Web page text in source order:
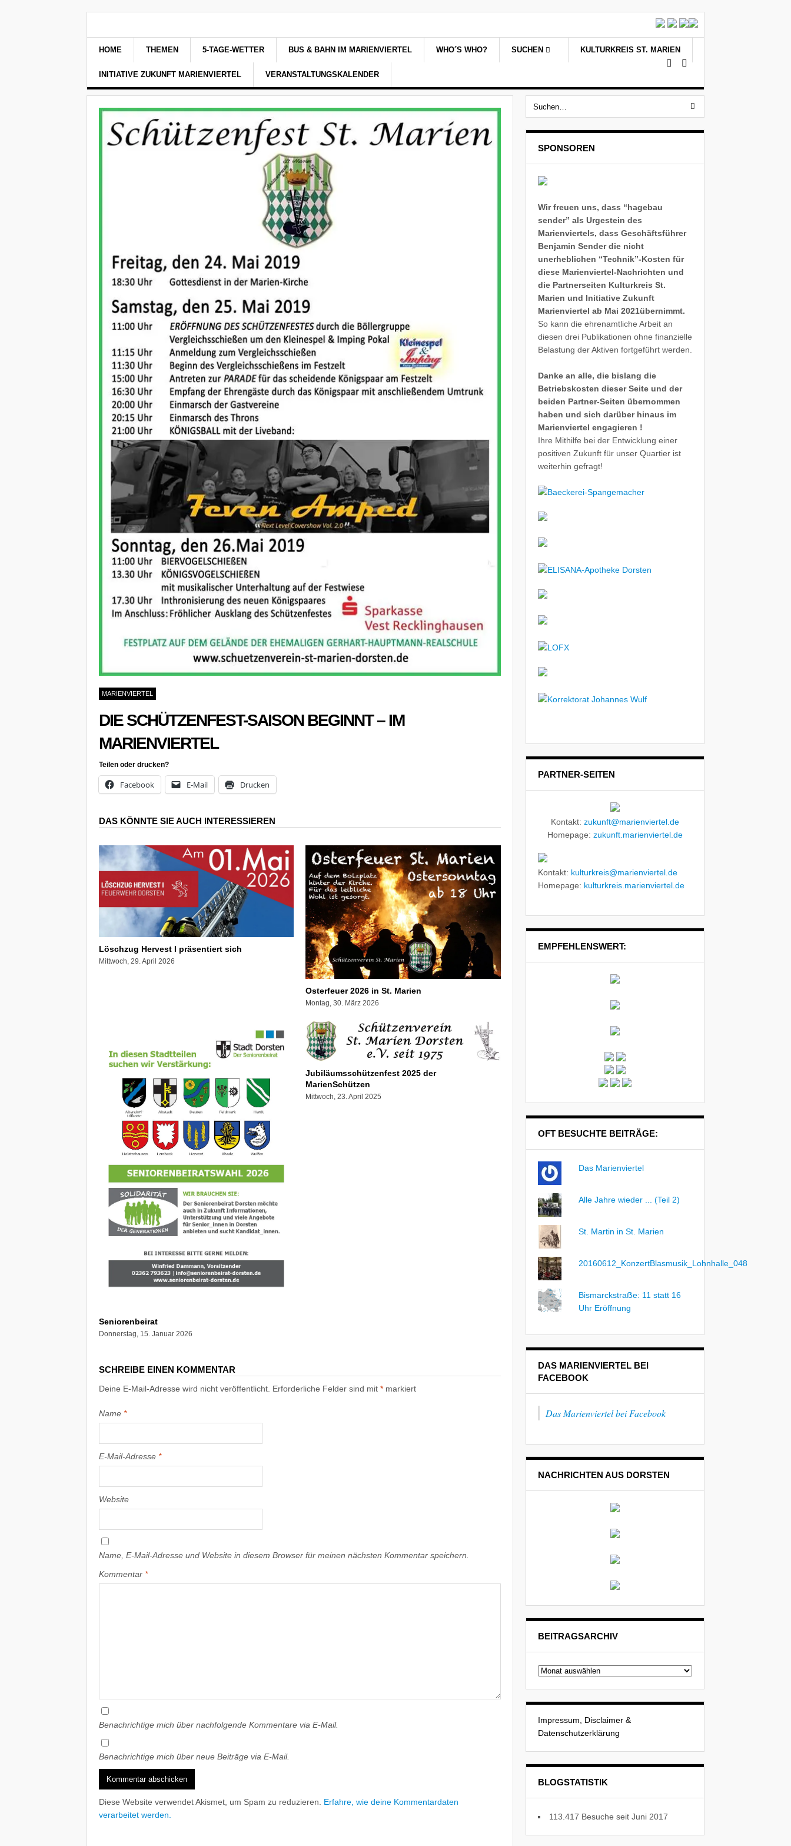
HOME THEMEN 5-TAGE-WETTER BUS & BAHN IM MARIENVIERTEL WHO´S WHO? SUCHEN KULTURKREIS ST. MARIEN
INITIATIVE ZUKUNFT MARIENVIERTEL VERANSTALTUNGSKALENDER
MARIENVIERTEL
DIE SCHÜTZENFEST-SAISON BEGINNT – IM
MARIENVIERTEL
Teilen oder drucken?
Facebook E-Mail Drucken
DAS KÖNNTE SIE AUCH INTERESSIEREN
Löschzug Hervest I präsentiert sich
Mittwoch, 29. April 2026
Osterfeuer 2026 in St. Marien
Montag, 30. März 2026
Seniorenbeirat
Donnerstag, 15. Januar 2026
Jubiläumsschützenfest 2025 der
MarienSchützen
Mittwoch, 23. April 2025
SCHREIBE EINEN KOMMENTAR
Deine E-Mail-Adresse wird nicht veröffentlicht. Erforderliche Felder sind mit * markiert
Name *
E-Mail-Adresse *
Website
Name, E-Mail-Adresse und Website in diesem Browser für meinen nächsten Kommentar speichern.
Kommentar *
Benachrichtige mich über nachfolgende Kommentare via E-Mail.
Benachrichtige mich über neue Beiträge via E-Mail.
Diese Website verwendet Akismet, um Spam zu reduzieren. Erfahre, wie deine Kommentardaten
verarbeitet werden.
SPONSOREN
Wir freuen uns, dass “hagebau
sender” als Urgestein des
Marienviertels, dass Geschäftsführer
Benjamin Sender die nicht
unerheblichen “Technik”-Kosten für
diese Marienviertel-Nachrichten und
die Partnerseiten Kulturkreis St.
Marien und Initiative Zukunft
Marienviertel ab Mai 2021übernimmt.
So kann die ehrenamtliche Arbeit an
diesen drei Publikationen ohne finanzielle
Belastung der Aktiven fortgeführt werden.
Danke an alle, die bislang die
Betriebskosten dieser Seite und der
beiden Partner-Seiten übernommen
haben und sich darüber hinaus im
Marienviertel engagieren !
Ihre Mithilfe bei der Entwicklung einer
positiven Zukunft für unser Quartier ist
weiterhin gefragt!
PARTNER-SEITEN
Kontakt: zukunft@marienviertel.de
Homepage: zukunft.marienviertel.de
Kontakt: kulturkreis@marienviertel.de
Homepage: kulturkreis.marienviertel.de
EMPFEHLENSWERT:
OFT BESUCHTE BEITRÄGE:
Das Marienviertel
Alle Jahre wieder ... (Teil 2)
St. Martin in St. Marien
20160612_KonzertBlasmusik_Lohnhalle_048
Bismarckstraẞe: 11 statt 16
Uhr Eröffnung
DAS MARIENVIERTEL BEI
FACEBOOK
Das Marienviertel bei Facebook
NACHRICHTEN AUS DORSTEN
BEITRAGSARCHIV
Beitragsarchiv
Impressum, Disclaimer &
Datenschutzerklärung
BLOGSTATISTIK
113.417 Besuche seit Juni 2017